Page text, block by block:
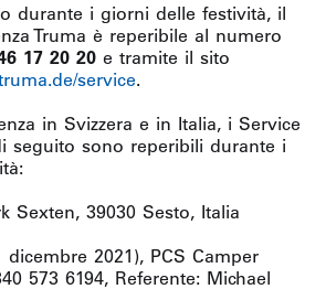
durante i giorni delle festività, il
Truma è reperibile al numero
17 20 20 e tramite il sito
service.
in Svizzera e in Italia, i Service
seguito sono reperibili durante i
Sexten, 39030 Sesto, Italia
dicembre 2021), PCS Camper
573 6194, Referente: Michael